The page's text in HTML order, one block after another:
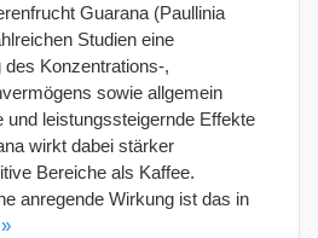
Guarana (Paullinia
Studien eine
Konzentrations-,
sowie allgemein
und leistungssteigernde Effekte
wirkt dabei stärker
Bereiche als Kaffee.
anregende Wirkung ist das in